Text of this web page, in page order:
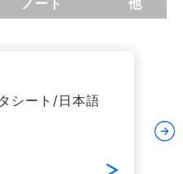
ノート
他
シート/日本語